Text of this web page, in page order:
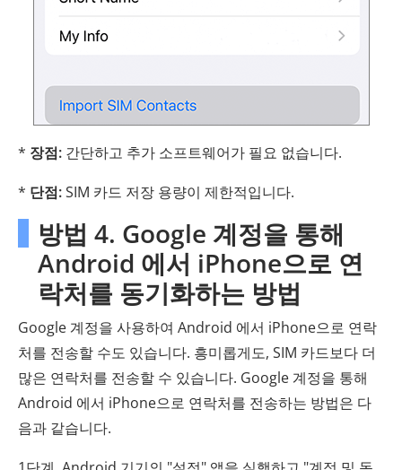
* 장점: 간단하고 추가 소프트웨어가 필요 없습니다.
* 단점:SIM 카드 저장 용량이 제한적입니다.
방법 4. Google 계정을 통해
Android 에서 iPhone으로 연
락처를 동기화하는 방법
Google 계정을 사용하여 Android 에서 iPhone으로 연락
처를 전송할 수도 있습니다. 흥미롭게도, SIM 카드보다 더
많은 연락처를 전송할 수 있습니다. Google 계정을 통해
Android 에서 iPhone으로 연락처를 전송하는 방법은 다
음과 같습니다.